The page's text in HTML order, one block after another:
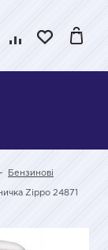
- Бензинові
Zippo 24871